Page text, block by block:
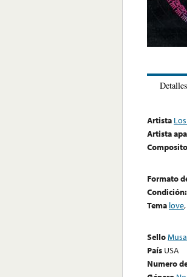
Detalles
Artista
Artista
Formato
Condición:
Tema love,
Sello
País USA
Numero